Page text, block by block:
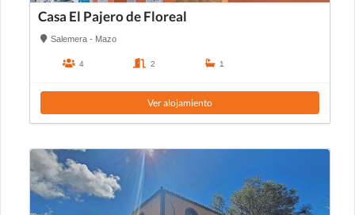
Casa El Pajero de Floreal
Salemera - Mazo
4 2 1
Ver alojamiento